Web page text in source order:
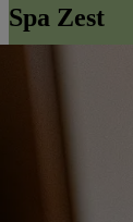
Spa Zest